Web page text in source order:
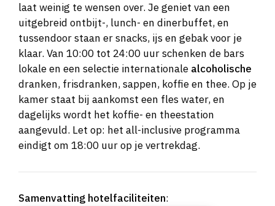
laat weinig te wensen over. Je geniet van een
uitgebreid ontbijt-, lunch- en dinerbuffet, en
tussendoor staan er snacks, ijs en gebak voor je
klaar. Van 10:00 tot 24:00 uur schenken de bars
lokale en een selectie internationale alcoholische
dranken, frisdranken, sappen, koffie en thee. Op je
kamer staat bij aankomst een fles water, en
dagelijks wordt het koffie- en theestation
aangevuld. Let op: het all-inclusive programma
eindigt om 18:00 uur op je vertrekdag.
Samenvatting hotelfaciliteiten: